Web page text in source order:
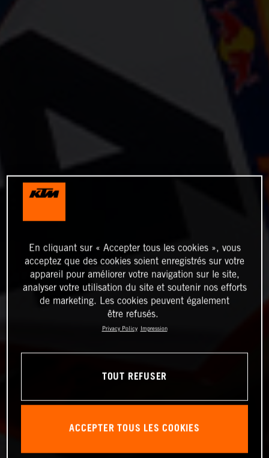
En cliquant sur « Accepter tous les cookies », vous
acceptez que des cookies soient enregistrés sur votre
appareil pour améliorer votre navigation sur le site,
analyser votre utilisation du site et soutenir nos efforts
de marketing. Les cookies peuvent également
être refusés.
Privacy Policy Impression
TOUT REFUSER
ACCEPTER TOUS LES COOKIES